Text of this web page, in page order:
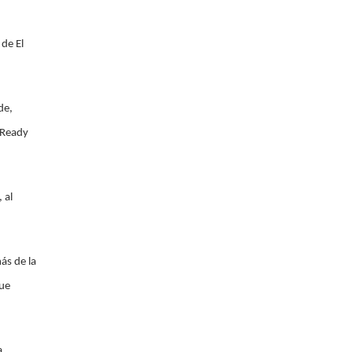
El
al
de la